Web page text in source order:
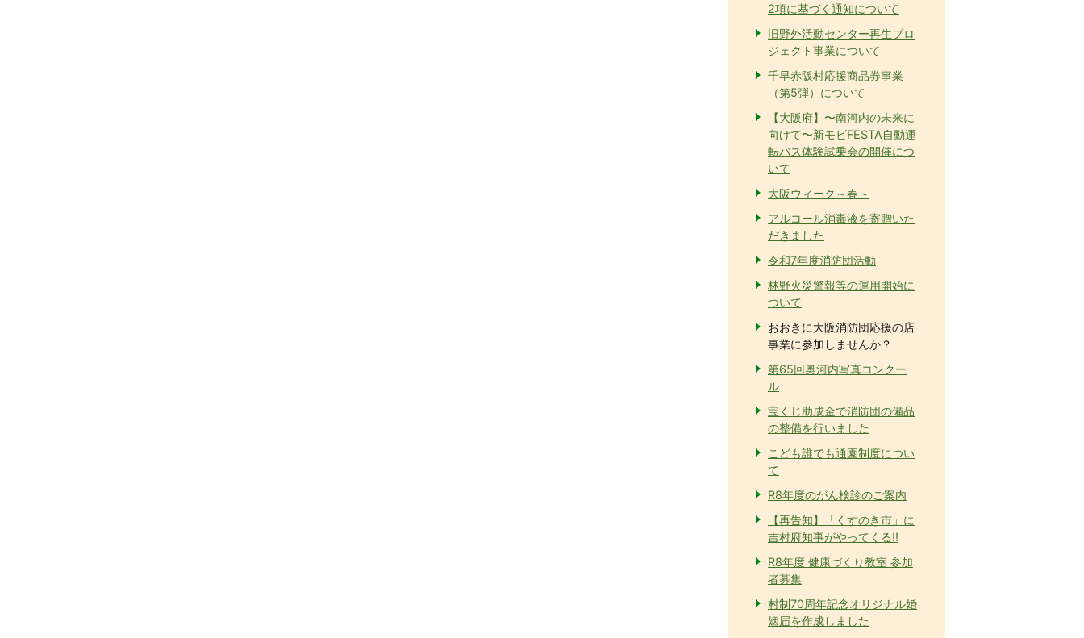
2項に基づく通知について
旧野外活動センター再生プロ
ジェクト事業について
千早赤阪村応援商品券事業
（第5弾）について
【大阪府】〜南河内の未来に
向けて〜新モビFESTA自動運
転バス体験試乗会の開催につ
いて
大阪ウィーク～春～
アルコール消毒液を寄贈いた
だきました
令和7年度消防団活動
林野火災警報等の運用開始に
ついて
おおきに大阪消防団応援の店
事業に参加しませんか？
第65回奥河内写真コンクー
ル
宝くじ助成金で消防団の備品
の整備を行いました
こども誰でも通園制度につい
て
R8年度のがん検診のご案内
【再告知】「くすのき市」に
吉村府知事がやってくる!!
R8年度 健康づくり教室 参加
者募集
村制70周年記念オリジナル婚
姻届を作成しました